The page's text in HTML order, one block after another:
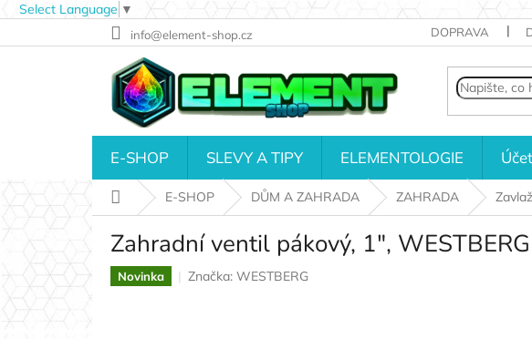
Select Language ▼
na
info@element-shop.cz DOPRAVA
E-SHOP SLEVY A TIPY ELEMENTOLOGIE
Domů E-SHOP DŮM A ZAHRADA ZAHRADA
Zahradní ventil pákový, 1", WESTBERG
Novinka Značka: WESTBERG